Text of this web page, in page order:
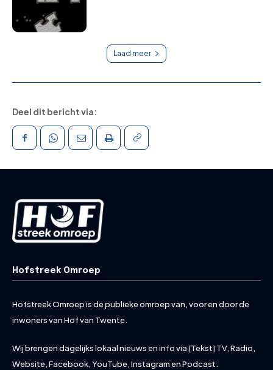
Laad meer
Deel dit bericht via:
Hofstreek Omroep
Hofstreek Omroep is de publieke omroep van, voor en door de
inwoners van Hof van Twente.
Wij brengen dagelijks lokaal nieuws en info via [Tekst] TV, Radio,
Website, Facebook, YouTube, Instagram en Podcast.